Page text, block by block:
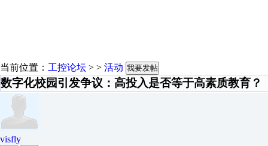
当前位置： 工控论坛 > > 活动 我要发帖
数字化校园引发争议：高投入是否等于高素质教育？
visfly